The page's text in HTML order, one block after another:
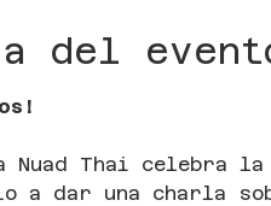
del
Nuad Thai celebra
a dar una charla